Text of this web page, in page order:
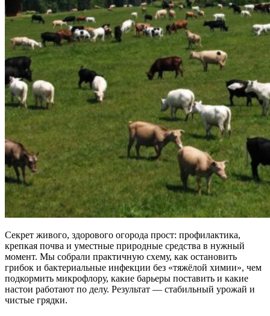
Секрет живого, здорового огорода прост: профилактика,
крепкая почва и уместные природные средства в нужный
момент. Мы собрали практичную схему, как остановить
грибок и бактериальные инфекции без «тяжёлой химии», чем
подкормить микрофлору, какие барьеры поставить и какие
настои работают по делу. Результат — стабильный урожай и
чистые грядки.